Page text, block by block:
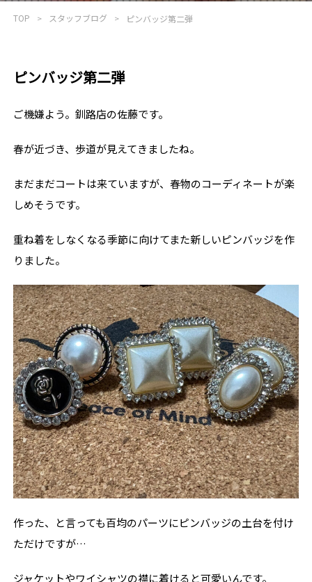
TOP スタッフブログ ピンバッジ第二弾
ピンバッジ第二弾
ご機嫌よう。釧路店の佐藤です。
春が近づき、歩道が見えてきましたね。
まだまだコートは来ていますが、春物のコーディネートが楽
しめそうです。
重ね着をしなくなる季節に向けてまた新しいピンバッジを作
りました。
作った、と言っても百均のパーツにピンバッジの土台を付け
ただけですが…
ジャケットやワイシャツの襟に着けると可愛いんです。